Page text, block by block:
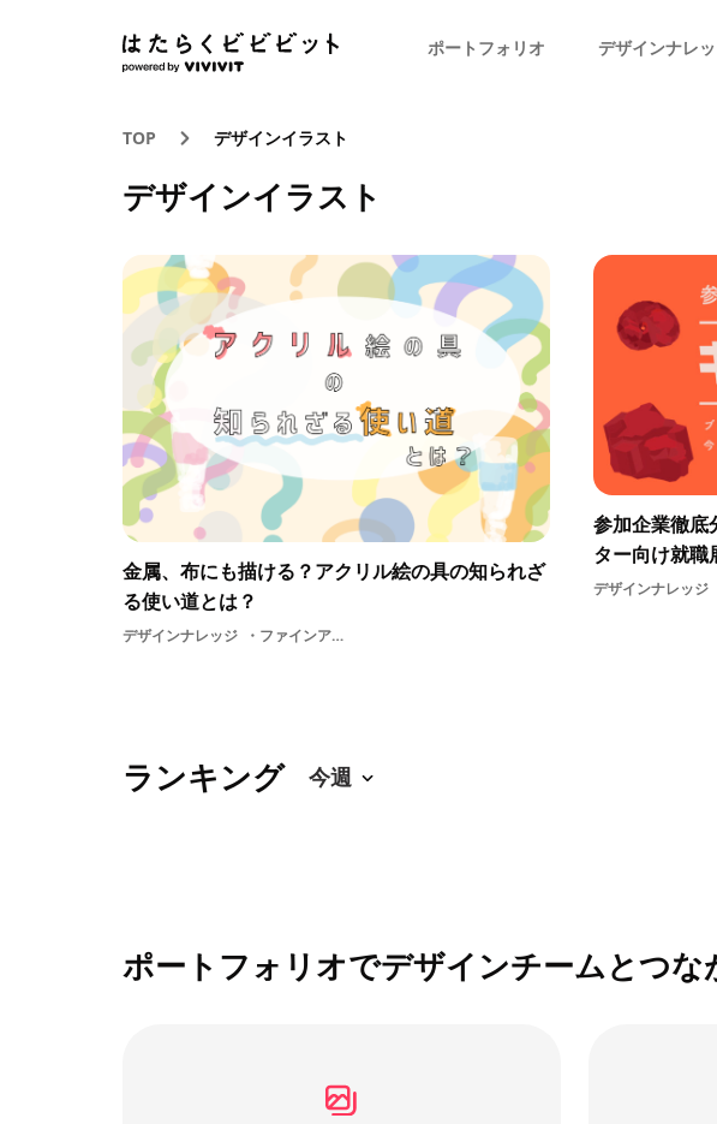
ポートフォリオ デザインナレ
TOP デザインイラスト
デザインイラスト
金属、布にも描ける？アクリル絵の具の知られざ
る使い道とは？
デザインナレッジ ファインアートハンドメイドグッズアレンジポスターアクリル絵の具ものづくり制作作品グラフィック学生グッズ技術アイデアハンドメイドデザインイラストデザインデザインクリエイティブアートデザイン料
参加企業徹底
ター向け就職
デザインナレッジ
ランキング
ポートフォリオでデザインチームとつな